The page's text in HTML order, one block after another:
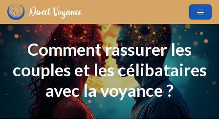
Comment rassurer les
couples et les célibataires
avec la voyance ?